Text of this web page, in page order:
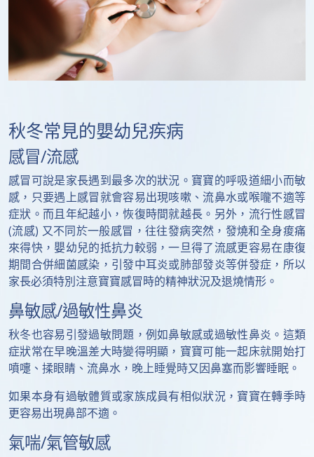
秋冬常見的嬰幼兒疾病
感冒/流感
感冒可說是家長遇到最多次的狀況。寶寶的呼吸道細小而敏
感，只要遇上感冒就會容易出現咳嗽、流鼻水或喉嚨不適等
症狀。而且年紀越小，恢復時間就越長。另外，流行性感冒
(流感) 又不同於一般感冒，往往發病突然，發燒和全身痠痛
來得快，嬰幼兒的抵抗力較弱，一旦得了流感更容易在康復
期間合併細菌感染，引發中耳炎或肺部發炎等併發症，所以
家長必須特別注意寶寶感冒時的精神狀況及退燒情形。
鼻敏感/過敏性鼻炎
秋冬也容易引發過敏問題，例如鼻敏感或過敏性鼻炎。這類
症狀常在早晚溫差大時變得明顯，寶寶可能一起床就開始打
噴嚏、揉眼睛、流鼻水，晚上睡覺時又因鼻塞而影響睡眠。
如果本身有過敏體質或家族成員有相似狀況，寶寶在轉季時
更容易出現鼻部不適。
氣喘/氣管敏感